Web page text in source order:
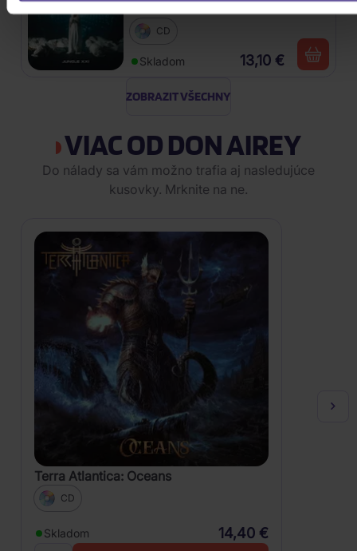
CD
Skladom 13,10 €
ZOBRAZIT VŠECHNY
VIAC OD DON AIREY
Do nálady sa vám možno trafia aj nasledujúce
kusovky. Mrknite na ne.
Terra Atlantica: Oceans
CD
Skladom 14,40 €